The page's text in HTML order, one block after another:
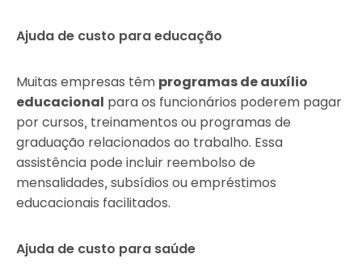
Ajuda de custo para educação
Muitas empresas têm programas de auxílio
educacional para os funcionários poderem pagar
por cursos, treinamentos ou programas de
graduação relacionados ao trabalho. Essa
assistência pode incluir reembolso de
mensalidades, subsídios ou empréstimos
educacionais facilitados.
Ajuda de custo para saúde